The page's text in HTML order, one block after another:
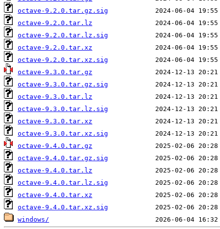
octave-9.2.0.tar.gz.sig
octave-9.2.0.tar.lz
octave-9.2.0.tar.lz.sig
octave-9.2.0.tar.xz
octave-9.2.0.tar.xz.sig
octave-9.3.0.tar.gz
octave-9.3.0.tar.gz.sig
octave-9.3.0.tar.lz
octave-9.3.0.tar.lz.sig
octave-9.3.0.tar.xz
octave-9.3.0.tar.xz.sig
octave-9.4.0.tar.gz
octave-9.4.0.tar.gz.sig
octave-9.4.0.tar.lz
octave-9.4.0.tar.lz.sig
octave-9.4.0.tar.xz
octave-9.4.0.tar.xz.sig
windows/